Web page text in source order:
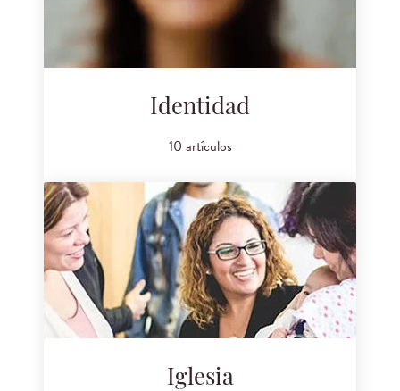
Identidad
10 artículos
Iglesia